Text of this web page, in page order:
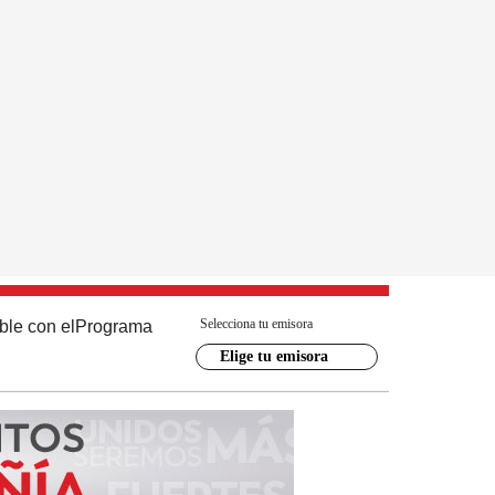
con el Programa Selecciona tu emisora
Elige tu emisora